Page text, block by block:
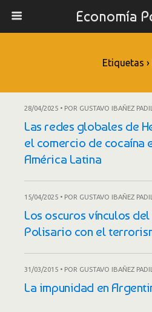
Economía
Etiquetas ›
28/04/2025 • POR GUSTAVO IBAÑEZ
Las redes globales de
el comercio de cocaína
América Latina
15/04/2025 • POR GUSTAVO IBAÑEZ
Los oscuros vínculos del
Polisario con el
31/03/2015 • POR GUSTAVO IBAÑEZ
La impunidad en